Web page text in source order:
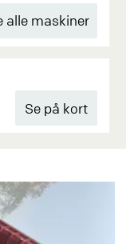
alle maskiner